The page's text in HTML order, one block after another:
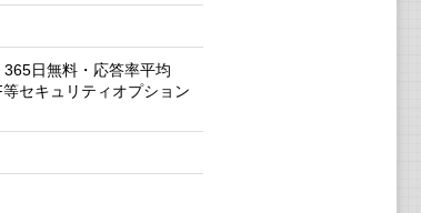
日無料・応答率平均
セキュリティオプション